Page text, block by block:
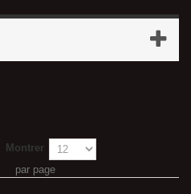
Montrer
par page